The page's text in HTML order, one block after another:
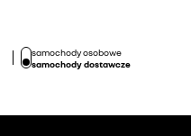
samochody osobowe
samochody dostawcze